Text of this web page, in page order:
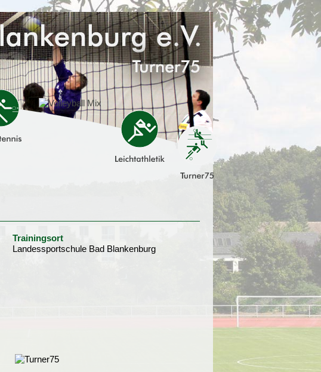
Trainingsort
Landessportschule Bad Blankenburg